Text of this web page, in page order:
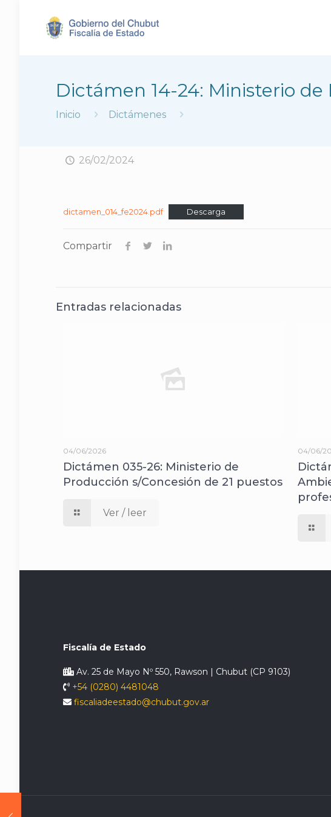
Dictámen 14-24: Ministerio
Inicio Dictámenes
26/02/2024
dictamen_014_fe2024.pdf Descarga
Compartir
Entradas relacionadas
04/06/2026
Dictámen 035-26: Ministerio de
Producción s/Concesión de 21 puestos
Ver / leer
04/06/
Fiscalía de Estado
Av. 25 de Mayo Nº 550, Rawson | Chubut (CP 9103)
+54 (0280) 4481048
fiscaliadeestado@chubut.gov.ar